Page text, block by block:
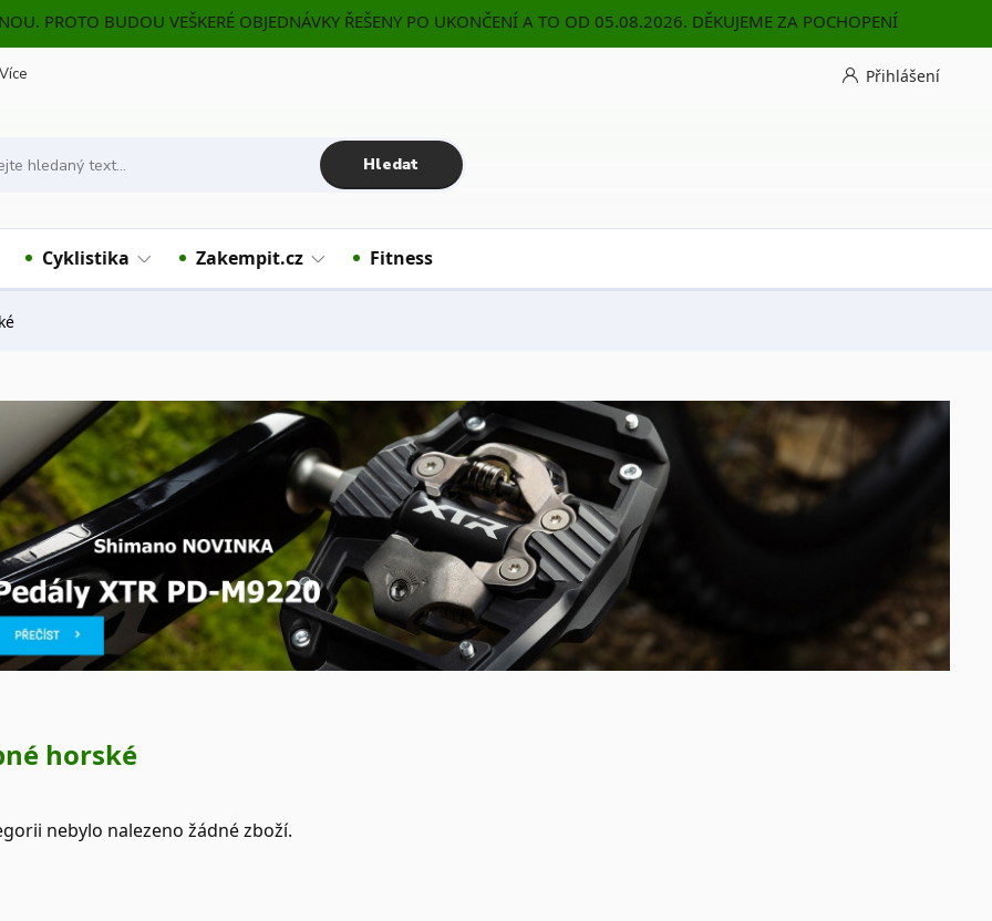
PROTO BUDOU VEŠKERÉ OBJEDNÁVKY ŘEŠENY PO UKONČENÍ A TO OD 05.08.2026. DĚKUJEME ZA POCHOPENÍ
Více Přihlášení
Hledat
Cyklistika Zakempit.cz Fitness
horské
nebylo nalezeno žádné zboží.